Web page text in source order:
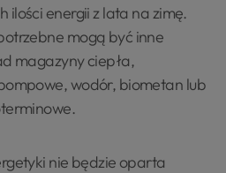
ilości energii z lata na zimę.
mogą być inne
magazyny ciepła,
wodór, biometan lub
nie będzie oparta